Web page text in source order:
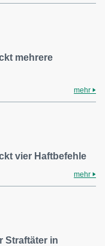
mehrere
mehr
vier Haftbefehle
mehr
Straftäter in